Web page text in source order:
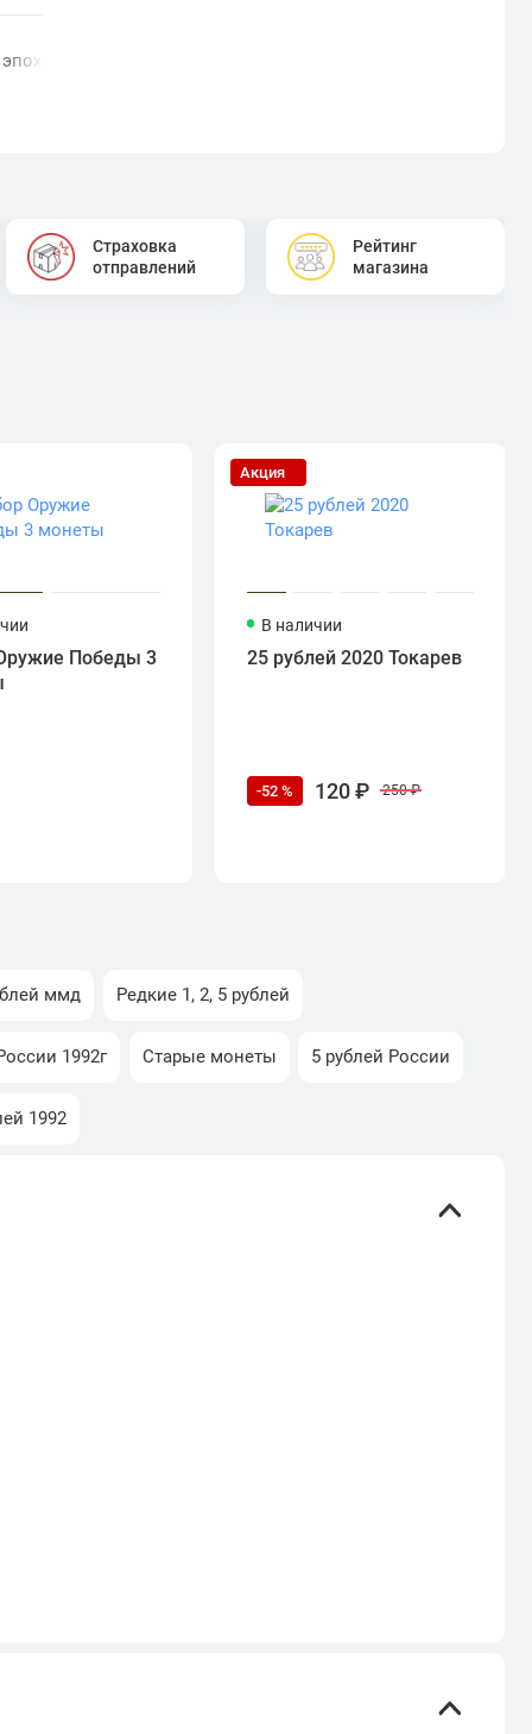
экономических экспериментов
Страховка
отправлений
Рейтинг
магазина
Победы 3
Акция
В наличии
25 рублей 2020 Токарев
-52 % 120 ₽ 250 ₽
ммд Редкие 1, 2, 5 рублей
1992г Старые монеты 5 рублей России
1992